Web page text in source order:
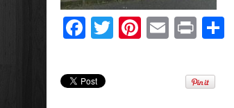
F
ce
b
T
Pi E
ail
Pr
t